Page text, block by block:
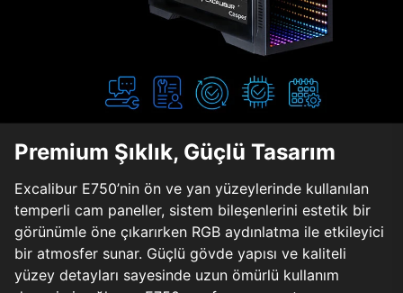
Premium Şıklık, Güçlü Tasarım
Excalibur E750’nin ön ve yan yüzeylerinde kullanılan
temperli cam paneller, sistem bileşenlerini estetik bir
görünümle öne çıkarırken RGB aydınlatma ile etkileyici
bir atmosfer sunar. Güçlü gövde yapısı ve kaliteli
yüzey detayları sayesinde uzun ömürlü kullanım